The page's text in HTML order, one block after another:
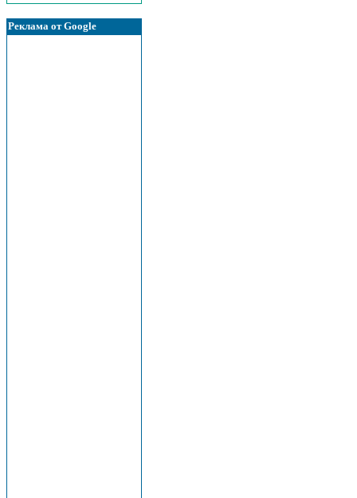
Реклама от Google